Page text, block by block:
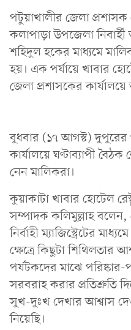
পটুয়াখালীর জেলা
কলাপাড়া উপজেলা
শহিদুল হকের মাধ্যমে
হয়। এক পর্যায়ে খাবার
জেলা প্রশাসকের
বুধবার (১৭ আগস্ট) দুপুরের
কার্যালয়ে ঘণ্টাব্যাপী বৈঠক
নেন মালিকরা।
কুয়াকাটা খাবার হোটেল
সম্পাদক কলিমুল্লাহ
নির্বাহী ম্যাজিস্ট্রেটের
ক্ষেত্রে কিছুটা শিথিলতার
পর্যটকদের মাঝে পরিষ্কার-
সরবরাহ করার প্রতিশ্রুতি
সুখ-দুঃখ দেখার আশ্বাস
নিয়েছি।